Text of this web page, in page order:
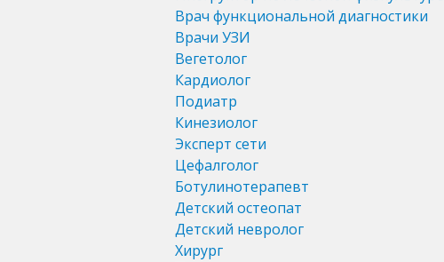
Врач функциональной диагностики
Врачи УЗИ
Вегетолог
Кардиолог
Подиатр
Кинезиолог
Эксперт сети
Цефалголог
Ботулинотерапевт
Детский остеопат
Детский невролог
Хирург